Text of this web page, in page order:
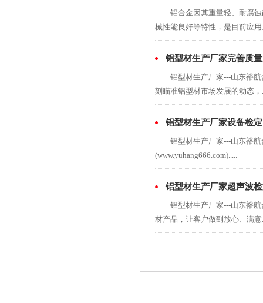
铝合金因其重量轻、耐腐蚀
械性能良好等特性，是目前应
铝型材生产厂家完善质
铝型材生产厂家---山东裕航
刻瞄准铝型材市场发展的动态，
铝型材生产厂家设备检
铝型材生产厂家---山东裕航
(www.yuhang666.com).....
铝型材生产厂家超声波
铝型材生产厂家---山东裕航
材产品，让客户做到放心、满意